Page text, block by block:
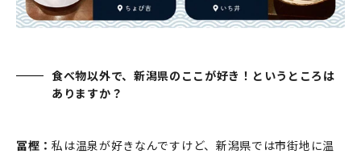
食べ物以外で、新潟県のここが好き！というところは
ありますか？
冨樫：私は温泉が好きなんですけど、新潟県では市街地に温